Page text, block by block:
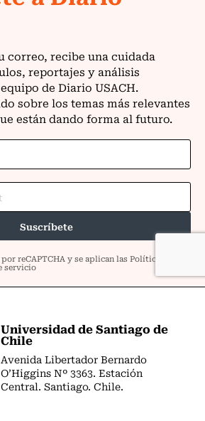
Universidad de Santiago de
Chile
Avenida Libertador Bernardo
O’Higgins Nº 3363. Estación
Central. Santiago. Chile.